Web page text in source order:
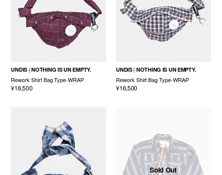
UNDIS NOTHING IS UN EMPTY.
Rework Shirt Bag Type-WRAP
¥16,500
UNDIS NOTHING IS UN EMPTY.
Rework Shirt Bag Type-WRAP
¥16,500
Sold Out